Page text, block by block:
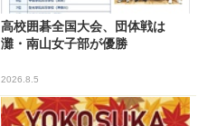
高校囲碁全国大会、団体戦は
灘・南山女子部が優勝
2026.8.5